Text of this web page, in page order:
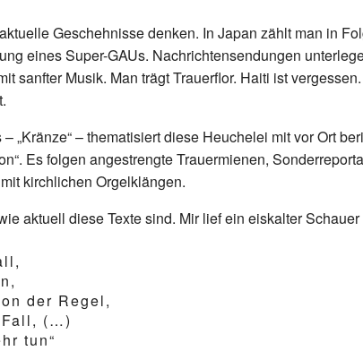
Geschehnisse denken. In Japan zählt man in
eines Super-GAUs. Nachrichtensendungen
sanfter Musik. Man trägt Trauerflor. Haiti ist
„Kränze“ – thematisiert diese Heuchelei mit vor Ort
Es folgen angestrengte Trauermienen,
kirchlichen Orgelklängen.
aktuell diese Texte sind. Mir lief ein eiskalter
der Regel,
Fall, (…)
tun“